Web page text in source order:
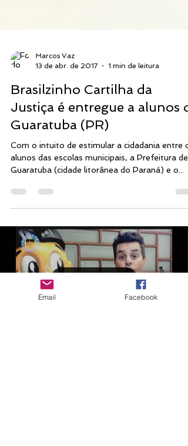
Marcos Vaz
13 de abr. de 2017
1 min de leitura
Brasilzinho Cartilha da
Justiça é entregue a alunos
Guaratuba (PR)
Com o intuito de estimular a cidadania entre
alunos das escolas municipais, a Prefeitura de
Guaratuba (cidade litorânea do Paraná) e o...
Email Facebook